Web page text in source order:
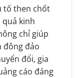
tố then chốt
quả kinh
chỉ giúp
đông đảo
đổi, gia
cáo đáng